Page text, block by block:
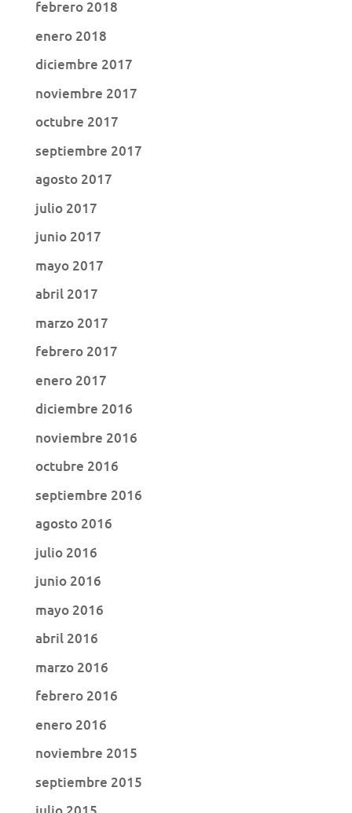
febrero 2018
enero 2018
diciembre 2017
noviembre 2017
octubre 2017
septiembre 2017
agosto 2017
julio 2017
junio 2017
mayo 2017
abril 2017
marzo 2017
febrero 2017
enero 2017
diciembre 2016
noviembre 2016
octubre 2016
septiembre 2016
agosto 2016
julio 2016
junio 2016
mayo 2016
abril 2016
marzo 2016
febrero 2016
enero 2016
noviembre 2015
septiembre 2015